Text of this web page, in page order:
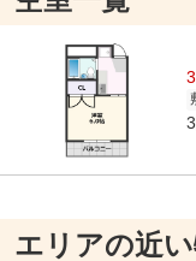
エリアの近